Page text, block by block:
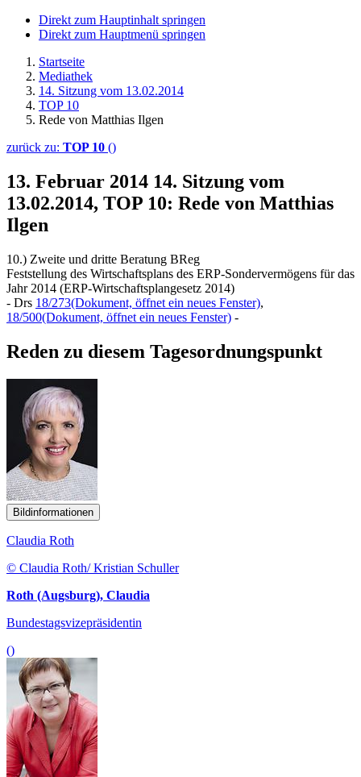
Direkt zum Hauptinhalt springen
Direkt zum Hauptmenü springen
Startseite
Mediathek
14. Sitzung vom 13.02.2014
TOP 10
Rede von Matthias Ilgen
zurück zu: TOP 10 ()
13. Februar 2014 14. Sitzung vom
13.02.2014, TOP 10: Rede von Matthias
Ilgen
10.) Zweite und dritte Beratung BReg
Feststellung des Wirtschaftsplans des ERP-Sondervermögens für das
Jahr 2014 (ERP-Wirtschaftsplangesetz 2014)
- Drs 18/273(Dokument, öffnet ein neues Fenster),
18/500(Dokument, öffnet ein neues Fenster) -
Reden zu diesem Tagesordnungspunkt
Bildinformationen
Claudia Roth
© Claudia Roth/ Kristian Schuller
Roth (Augsburg), Claudia
Bundestagsvizepräsidentin
()